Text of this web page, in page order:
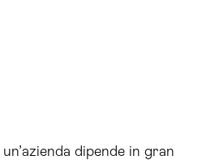
dipende in gran